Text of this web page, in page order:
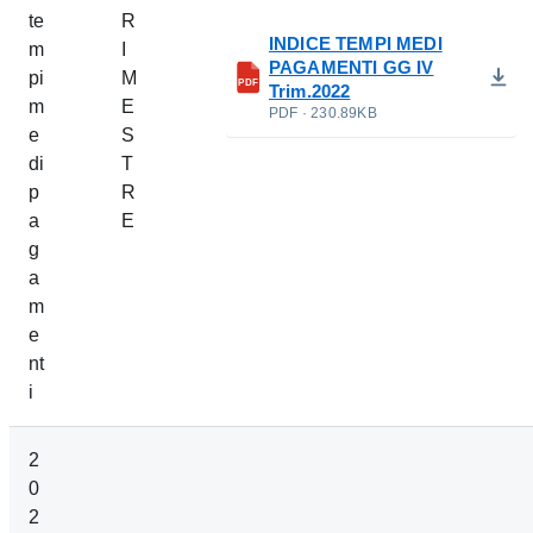
te
m
pi
m
e
di
p
a
g
a
m
e
nt
i
R
M
E
S
T
R
E
PDF
INDICE TEMPI MEDI
PAGAMENTI GG IV
Trim.2022
PDF · 230.89KB
2
0
2